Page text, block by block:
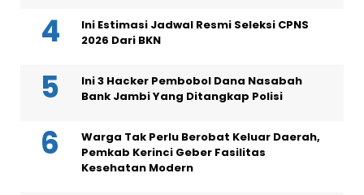
Ini Estimasi Jadwal Resmi Seleksi CPNS
2026 Dari BKN
Ini 3 Hacker Pembobol Dana Nasabah
Bank Jambi Yang Ditangkap Polisi
Warga Tak Perlu Berobat Keluar Daerah,
Pemkab Kerinci Geber Fasilitas
Kesehatan Modern